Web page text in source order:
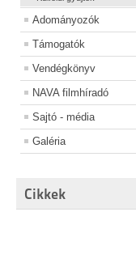
Adományozók
Támogatók
Vendégkönyv
NAVA filmhíradó
Sajtó - média
Galéria
Cikkek